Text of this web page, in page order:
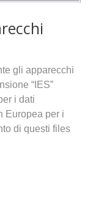
gli apparecchi
“IES”
i dati
Europea per i
di questi files